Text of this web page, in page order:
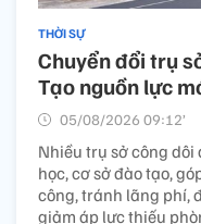
THỜI SỰ
Chuyển đổi trụ
Tạo nguồn lực
05/08/2026 09:12’
Nhiều trụ sở công
học, cơ sở đào tạo,
công, tránh lãng phí,
giảm áp lực thiếu